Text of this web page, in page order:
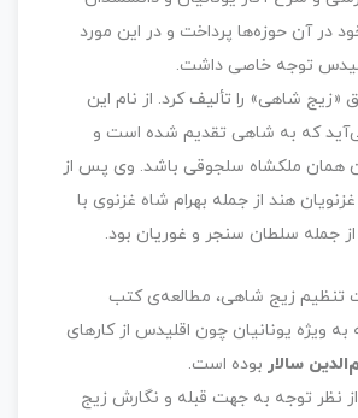
در آن حوزه‌ها پرداخت و در این مورد
توجه خاصی داشت.
سال 513 ه.ق «زیج شاهی» را تألیف کرد. از نام این
که به شاهی تقدیم شده است و
آن همان ملکشاه سلجوقی باشد. وی پس از
هند از جمله بهرام شاه غزنوی با
جمله سلطان سنجر و غوریان بود.
تنظیم زیج شاهی، مطالعه‌ی کتب
ویژه یونانیان چون اقلیدس از کارهای
سالار بوده است.
از نظر توجه به جهت قبله و نگارش زیج